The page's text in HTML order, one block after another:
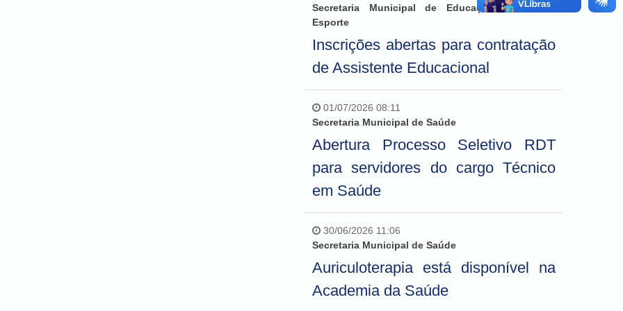
Secretaria Municipal de Educação, Cultura e
Esporte
Inscrições abertas para contratação
de Assistente Educacional
01/07/2026 08:11
Secretaria Municipal de Saúde
Abertura Processo Seletivo RDT
para servidores do cargo Técnico
em Saúde
30/06/2026 11:06
Secretaria Municipal de Saúde
Auriculoterapia está disponível na
Academia da Saúde